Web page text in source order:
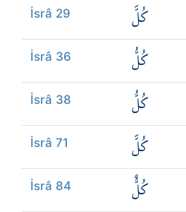
İsrâ 29 كُلَّ
İsrâ 36 كُلُّ
İsrâ 38 كُلُّ
İsrâ 71 كُلَّ
İsrâ 84 كُلٌّ